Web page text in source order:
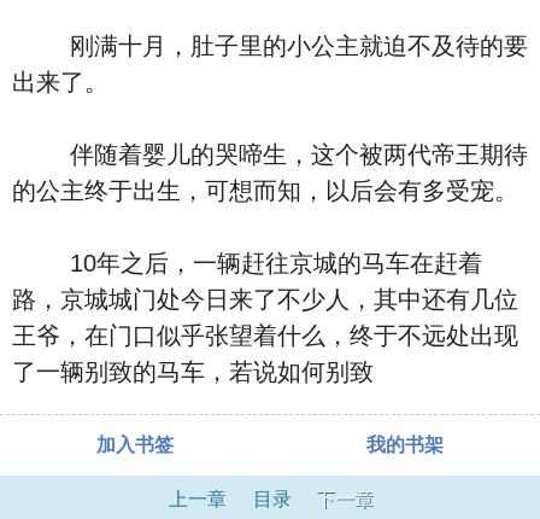
刚满十月，肚子里的小公主就迫不及待的要
出来了。
伴随着婴儿的哭啼生，这个被两代帝王期待
的公主终于出生，可想而知，以后会有多受宠。
10年之后，一辆赶往京城的马车在赶着
路，京城城门处今日来了不少人，其中还有几位
王爷，在门口似乎张望着什么，终于不远处出现
了一辆别致的马车，若说如何别致
加入书签 我的书架
上一章 目录 下一章